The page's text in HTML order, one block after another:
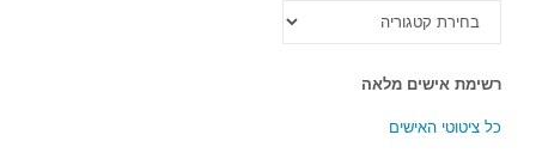
הקטגוריות
רשימת אישים מלאה
כל ציטוטי האישים